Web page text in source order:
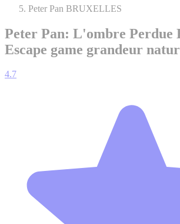
Peter Pan BRUXELLES
Peter Pan: L'ombre Perdue
Escape game grandeur
4.7